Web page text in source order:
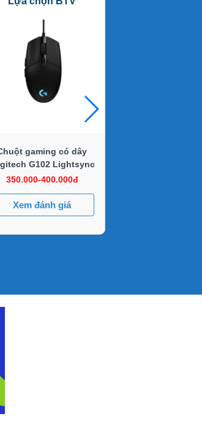
gaming có dây
G102 Lightsync
350.000-400.000đ
Xem đánh giá